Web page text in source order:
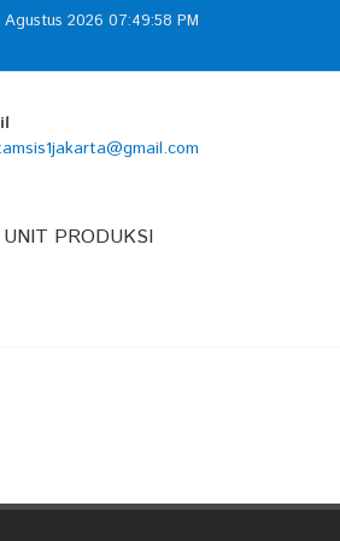
2026 07:49:58 PM
UNIT PRODUKSI